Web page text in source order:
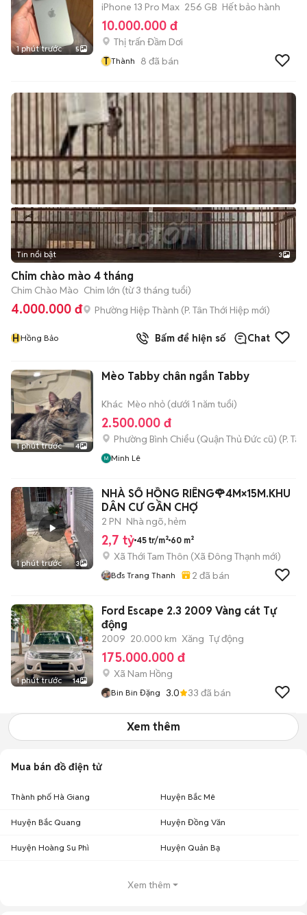
1 phút trước 5
iPhone 13 Pro Max 256 GB Hết bảo hành
10.000.000 đ
Thị trấn Đầm Dơi
T Thành 8 đã bán
Tin nổi bật 3
Chim chào mào 4 tháng
Chim Chào Mào Chim lớn (từ 3 tháng tuổi)
4.000.000 đ Phường Hiệp Thành (P. Tân Thới Hiệp mới)
HHồng Bảo Bấm để hiện số Chat
1 phút trước 4
Mèo Tabby chân ngắn Tabby
Khác Mèo nhỏ (dưới 1 năm tuổi)
2.500.000 đ
Phường Bình Chiểu (Quận Thủ Đức cũ) (P.
Minh Lê
1 phút trước 3
NHÀ SỔ HỒNG RIÊNG🌹4M×15M.KHU
DÂN CƯ GẦN CHỢ
2 PN Nhà ngõ, hẻm
2,7 tỷ 45 tr/m² 60 m²
Xã Thới Tam Thôn (Xã Đông Thạnh mới)
Bđs Trang Thanh 2 đã bán
1 phút trước 14
Ford Escape 2.3 2009 Vàng cát Tự
động
2009 20.000 km Xăng Tự động
175.000.000 đ
Xã Nam Hồng
Bin Bin Đặng 3.0 33 đã bán
Xem thêm
Mua bán đồ điện tử
Thành phố Hà Giang Huyện Bắc Mê
Huyện Bắc Quang Huyện Đồng Văn
Huyện Hoàng Su Phì Huyện Quản Bạ
Xem thêm